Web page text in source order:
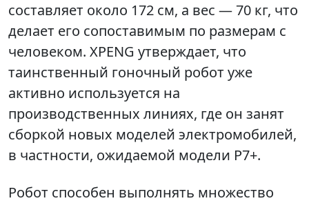
составляет около 172 см, а вес — 70 кг, что
делает его сопоставимым по размерам с
человеком. XPENG утверждает, что
таинственный гоночный робот уже
активно используется на
производственных линиях, где он занят
сборкой новых моделей электромобилей,
в частности, ожидаемой модели P7+.
Робот способен выполнять множество